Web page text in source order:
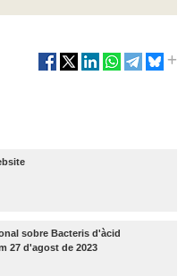
sobre Bacteris d'àcid
27 d'agost de 2023